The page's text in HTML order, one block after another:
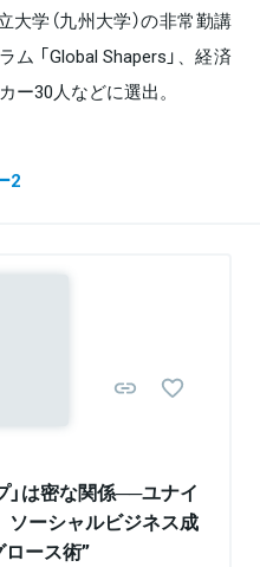
学（九州大学）の非常勤講
「Global Shapers」、経済
ー30人などに選出。
2
」は密な関係──ユナイ
ーシャルビジネス成
ース術”